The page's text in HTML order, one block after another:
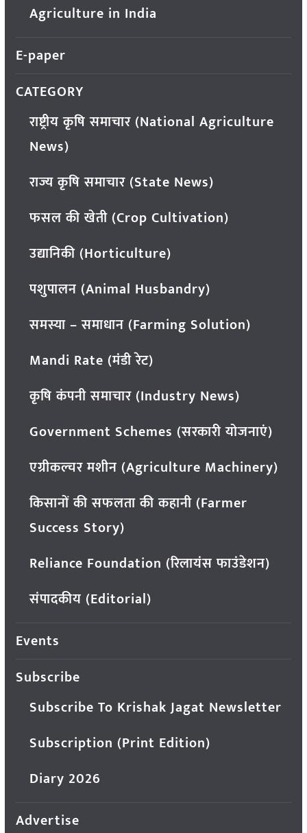
Agriculture in India
E-paper
CATEGORY
राष्ट्रीय कृषि समाचार (National Agriculture
News)
राज्य कृषि समाचार (State News)
फसल की खेती (Crop Cultivation)
उद्यानिकी (Horticulture)
पशुपालन (Animal Husbandry)
समस्या – समाधान (Farming Solution)
Mandi Rate (मंडी रेट)
कृषि कंपनी समाचार (Industry News)
Government Schemes (सरकारी योजनाएं)
एग्रीकल्चर मशीन (Agriculture Machinery)
किसानों की सफलता की कहानी (Farmer
Success Story)
Reliance Foundation (रिलायंस फाउंडेशन)
संपादकीय (Editorial)
Events
Subscribe
Subscribe To Krishak Jagat Newsletter
Subscription (Print Edition)
Diary 2026
Advertise